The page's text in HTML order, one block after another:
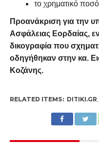
το χρηματικό
Προανάκριση για την
Ασφάλειας Εορδαίας,
δικογραφία που
οδηγήθηκαν στην κα.
Κοζάνης.
RELATED ITEMS: DITIKI.GR,